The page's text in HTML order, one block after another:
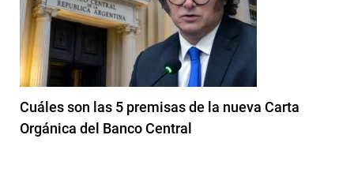
Cuáles son las 5 premisas de la nueva Carta
Orgánica del Banco Central